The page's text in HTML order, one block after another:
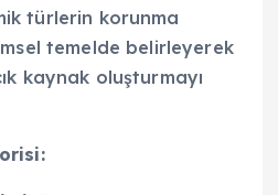
türlerin korunma
temelde belirleyerek
kaynak oluşturmayı